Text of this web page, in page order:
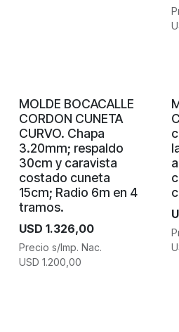
MOLDE BOCACALLE
CORDON CUNETA
CURVO. Chapa
3.20mm; respaldo
30cm y caravista
costado cuneta
15cm; Radio 6m en 4
tramos.
USD 1.326,00
Precio s/Imp. Nac.
USD 1.200,00